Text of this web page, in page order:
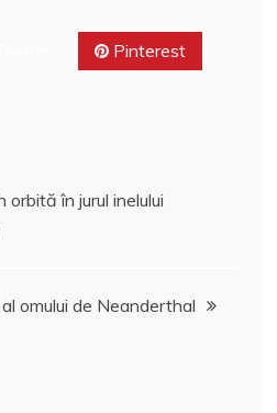
Pinterest
orbită în jurul inelului
omului de Neanderthal